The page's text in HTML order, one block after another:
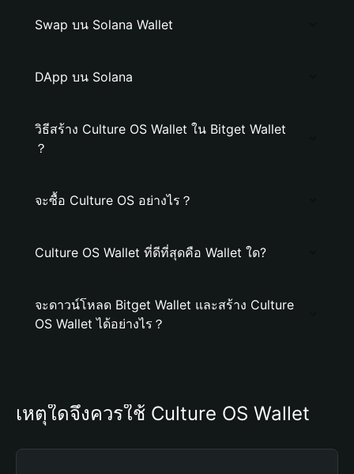
Swap บน Solana Wallet
DApp บน Solana
วิธีสร้าง Culture OS Wallet ใน Bitget Wallet
？
จะซื้อ Culture OS อย่างไร？
Culture OS Wallet ที่ดีที่สุดคือ Wallet ใด?
จะดาวน์โหลด Bitget Wallet และสร้าง Culture
OS Wallet ได้อย่างไร？
เหตุใดจึงควรใช้ Culture OS Wallet